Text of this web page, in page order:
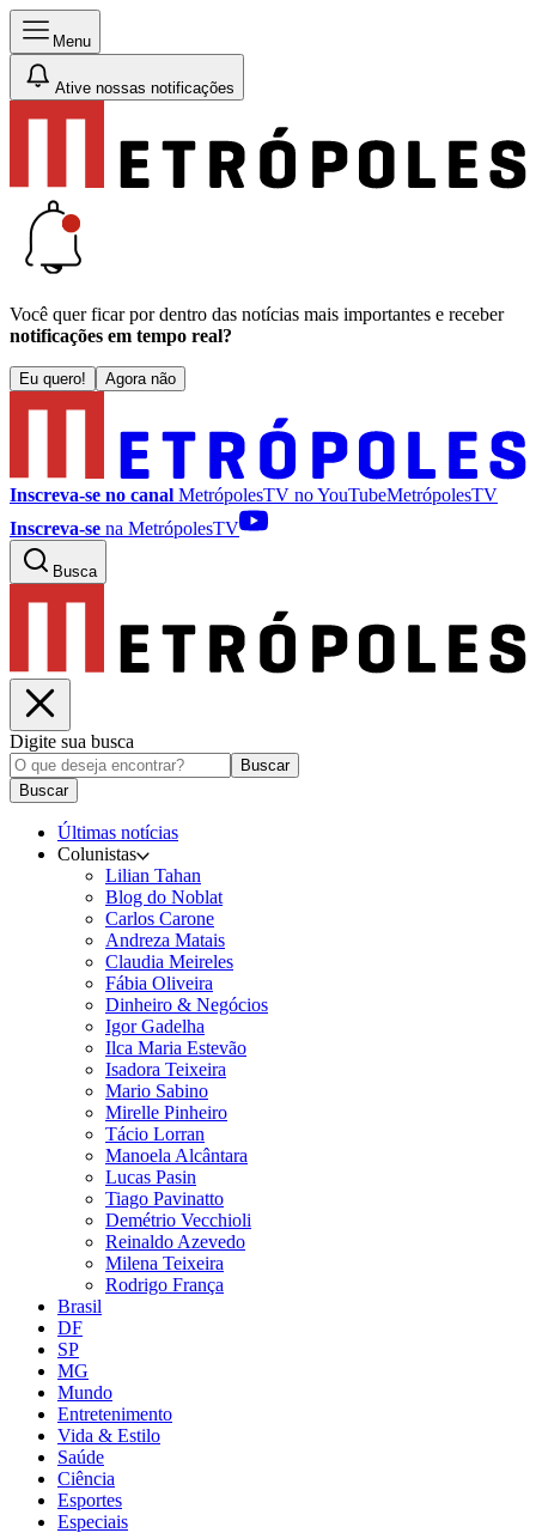
Menu
Ative nossas notificações
Você quer ficar por dentro das notícias mais importantes e receber
notificações em tempo real?
Eu quero! Agora não
Inscreva-se no canal MetrópolesTV noYouTubeMetrópolesTV
Inscreva-se na MetrópolesTV
Busca
Digite sua busca
Buscar
Buscar
Últimas notícias
Colunistas
Lilian Tahan
Blog do Noblat
Carlos Carone
Andreza Matais
Claudia Meireles
Fábia Oliveira
Dinheiro & Negócios
Igor Gadelha
Ilca Maria Estevão
Isadora Teixeira
Mario Sabino
Mirelle Pinheiro
Tácio Lorran
Manoela Alcântara
Lucas Pasin
Tiago Pavinatto
Demétrio Vecchioli
Reinaldo Azevedo
Milena Teixeira
Rodrigo França
Brasil
DF
SP
MG
Mundo
Entretenimento
Vida & Estilo
Saúde
Ciência
Esportes
Especiais